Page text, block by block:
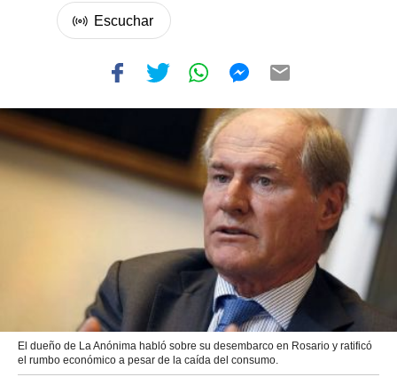
El dueño de La Anónima habló sobre su desembarco en Rosario y ratificó
el rumbo económico a pesar de la caída del consumo.